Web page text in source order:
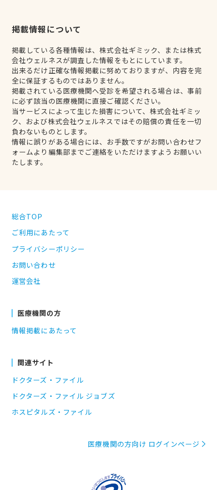
掲載情報について
掲載している各種情報は、株式会社ギミック、または株式
会社ウェルネスが調査した情報をもとにしています。
出来るだけ正確な情報掲載に努めておりますが、内容を完
全に保証するものではありません。
掲載されている医療機関へ受診を希望される場合は、事前
に必ず該当の医療機関に直接ご確認ください。
当サービスによって生じた損害について、株式会社ギミッ
ク、および株式会社ウェルネスではその賠償の責任を一切
負わないものとします。
情報に誤りがある場合には、お手数ですがお問い合わせフ
ォームより編集部までご連絡をいただけますようお願いい
たします。
総合TOP
ご利用にあたって
プライバシーポリシー
お問い合わせ
運営会社
医療機関の方
情報掲載にあたって
関連サイト
ドクターズ・ファイル
ドクターズ・ファイル ジョブズ
ホスピタルズ・ファイル
医療機関の方向け ログインページ